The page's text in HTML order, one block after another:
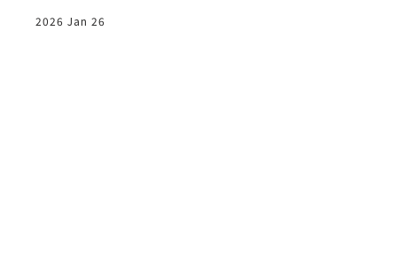
當頭棒喝。在中醫看來，每一個瑣碎的決策都在
2026 Jan 26